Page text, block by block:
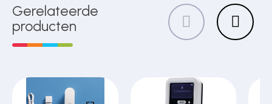
Gerelateerde
producten